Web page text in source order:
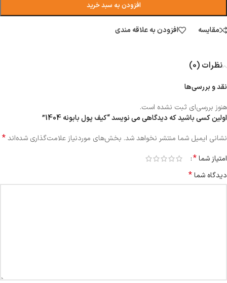
افزودن به سبد خرید
مقایسه افزودن به علاقه مندی
نظرات (0)
نقد و بررسی‌ها
هنوز بررسی‌ای ثبت نشده است.
اولین کسی باشید که دیدگاهی می نویسد “کیف پول بابونه 1404”
نشانی ایمیل شما منتشر نخواهد شد. بخش‌های موردنیاز علامت‌گذاری شده‌اند*
امتیاز شما*
دیدگاه شما*